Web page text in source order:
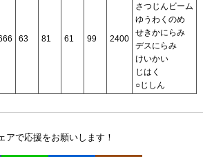
63 81 61 99 2400
さつじんビーム
ゆうわくのめ
せきかにらみ
デスにらみ
けいかい
じはく
○じしん
アで応援をお願いします！